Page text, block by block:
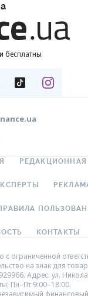
бесплатны
КОНТАКТЫ
ограниченной
на знак для
Адрес: ул.
Пн–Пт 9:00–18:00.